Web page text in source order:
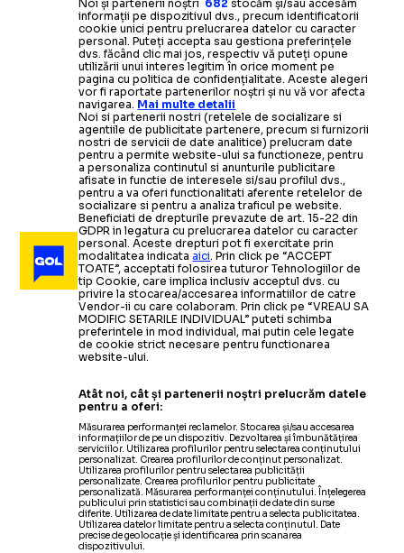
Noi și partenerii noștri 682 stocăm și/sau accesăm
informații pe dispozitivul dvs., precum identificatorii
cookie unici pentru prelucrarea datelor cu caracter
personal. Puteți accepta sau gestiona preferințele
dvs. făcând clic mai jos, respectiv vă puteți opune
utilizării unui interes legitim în orice moment pe
pagina cu politica de confidențialitate. Aceste alegeri
vor fi raportate partenerilor noștri și nu vă vor afecta
navigarea. Mai multe detalii
Noi si partenerii nostri (retelele de socializare si
agentiile de publicitate partenere, precum si furnizorii
nostri de servicii de date analitice) prelucram date
pentru a permite website-ului sa functioneze, pentru
a personaliza continutul si anunturile publicitare
afisate in functie de interesele si/sau profilul dvs.,
pentru a va oferi functionalitati aferente retelelor de
socializare si pentru a analiza traficul pe website.
Beneficiati de drepturile prevazute de art. 15-22 din
GDPR in legatura cu prelucrarea datelor cu caracter
personal. Aceste drepturi pot fi exercitate prin
modalitatea indicataaici. Prin click pe “ACCEPT
TOATE”, acceptati folosirea tuturor Tehnologiilor de
tip Cookie, care implica inclusiv acceptul dvs. cu
privire la stocarea/accesarea informatiilor de catre
Vendor-ii cu care colaboram. Prin click pe “VREAU SA
MODIFIC SETARILE INDIVIDUAL” puteti schimba
preferintele in mod individual, mai putin cele legate
de cookie strict necesare pentru functionarea
website-ului.
Atât noi, cât și partenerii noștri prelucrăm datele
pentru a oferi:
Măsurarea performanței reclamelor. Stocarea și/sau accesarea
informațiilor de pe un dispozitiv. Dezvoltarea și îmbunătățirea
serviciilor. Utilizarea profilurilor pentru selectarea conținutului
personalizat. Crearea profilurilor de conținut personalizat.
Utilizarea profilurilor pentru selectarea publicității
personalizate. Crearea profilurilor pentru publicitate
personalizată. Măsurarea performanței conținutului. Înțelegerea
publicului prin statistici sau combinații de date din surse
diferite. Utilizarea de date limitate pentru a selecta publicitatea.
Utilizarea datelor limitate pentru a selecta conținutul. Date
precise de geolocație și identificarea prin scanarea
dispozitivului.